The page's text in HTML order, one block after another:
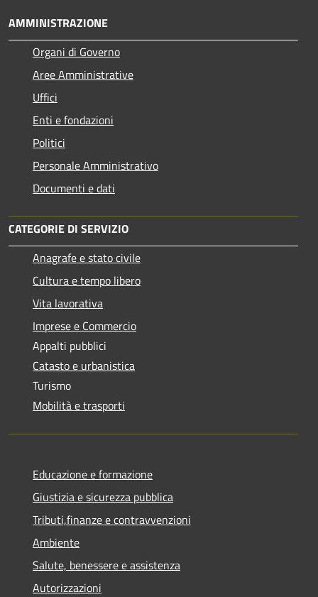
AMMINISTRAZIONE
Organi di Governo
Aree Amministrative
Uffici
Enti e fondazioni
Politici
Personale Amministrativo
Documenti e dati
CATEGORIE DI SERVIZIO
Anagrafe e stato civile
Cultura e tempo libero
Vita lavorativa
Imprese e Commercio
Appalti pubblici
Catasto e urbanistica
Turismo
Mobilità e trasporti
Educazione e formazione
Giustizia e sicurezza pubblica
Tributi,finanze e contravvenzioni
Ambiente
Salute, benessere e assistenza
Autorizzazioni